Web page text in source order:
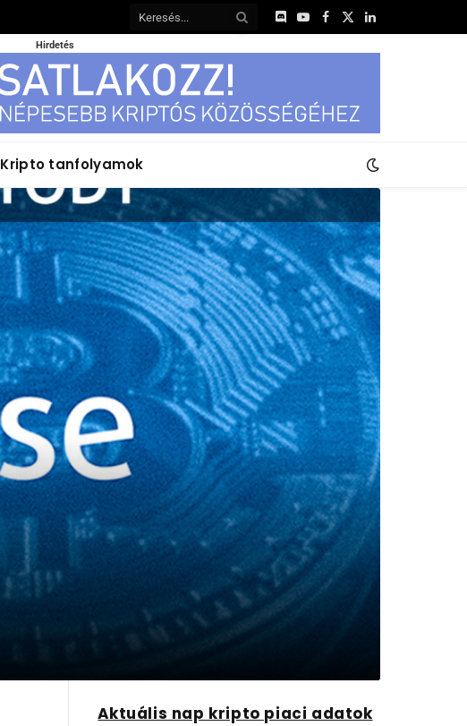
DiscordYouTube
Facebook
X
LinkedIn
Hirdetés
Kripto tanfolyamok
Aktuális nap kripto piaci adatok